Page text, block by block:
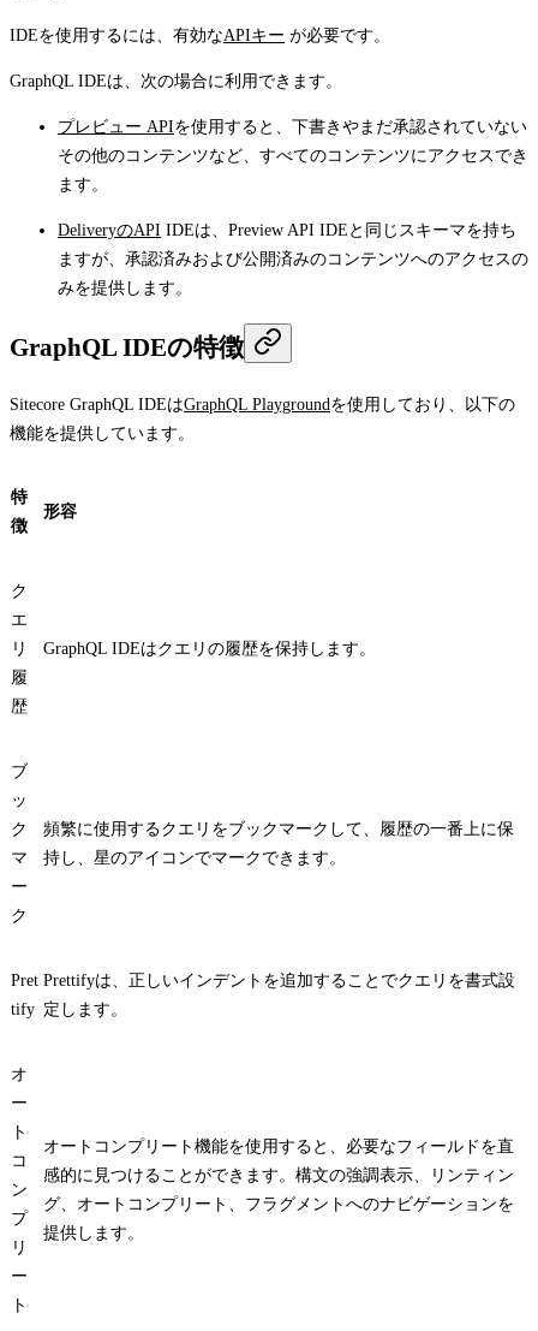
IDEを使用するには、有効なAPIキー が必要です。
GraphQL IDEは、次の場合に利用できます。
プレビュー APIを使用すると、下書きやまだ承認されていない
その他のコンテンツなど、すべてのコンテンツにアクセスでき
ます。
DeliveryのAPI IDEは、Preview API IDEと同じスキーマを持ち
ますが、承認済みおよび公開済みのコンテンツへのアクセスの
みを提供します。
GraphQL IDEの特徴
Sitecore GraphQL IDEはGraphQL Playgroundを使用しており、以下の
機能を提供しています。
特
徴
形容
ク
エ
リ
履
歴
GraphQL IDEはクエリの履歴を保持します。
ブ
ッ
ク
マ
ー
ク
頻繁に使用するクエリをブックマークして、履歴の一番上に保
持し、星のアイコンでマークできます。
Pret
tify
Prettifyは、正しいインデントを追加することでクエリを書式設
定します。
オ
ー
ト
コ
ン
プ
リ
ー
ト
オートコンプリート機能を使用すると、必要なフィールドを直
感的に見つけることができます。構文の強調表示、リンティン
グ、オートコンプリート、フラグメントへのナビゲーションを
提供します。